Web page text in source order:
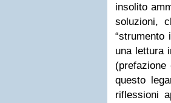
insolito
soluzioni,
una lettura
questo
riflessioni